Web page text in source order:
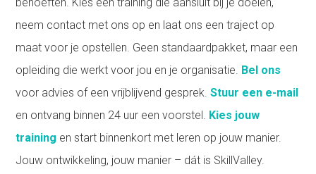
neem contact met ons op en laat ons een traject op
maat voor je opstellen. Geen standaardpakket, maar een
opleiding die werkt voor jou en je organisatie. Bel ons
voor advies of een vrijblijvend gesprek.Stuur een e-mail
en ontvang binnen 24 uur een voorstel. Kies jouw
training en start binnenkort met leren op jouw manier.
Jouw ontwikkeling, jouw manier – dát is SkillValley.